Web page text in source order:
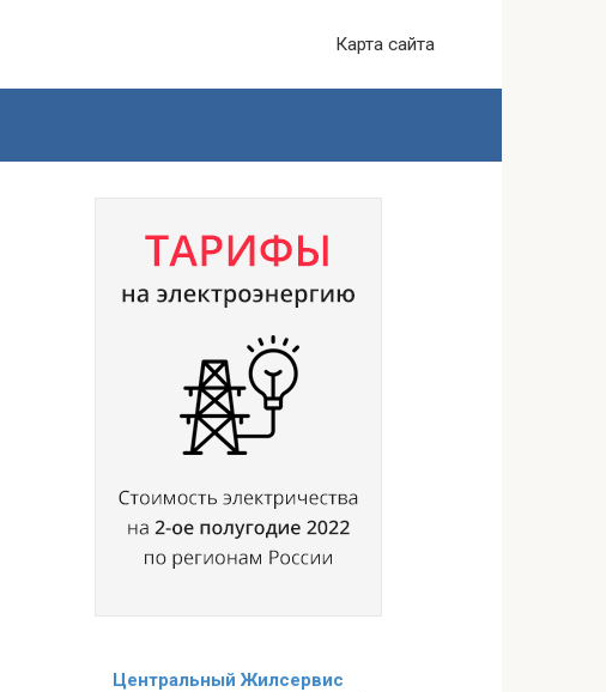
Карта сайта
Центральный Жилсервис